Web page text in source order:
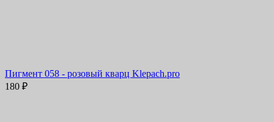
Пигмент 058 - розовый кварц Klepach.pro
180 ₽